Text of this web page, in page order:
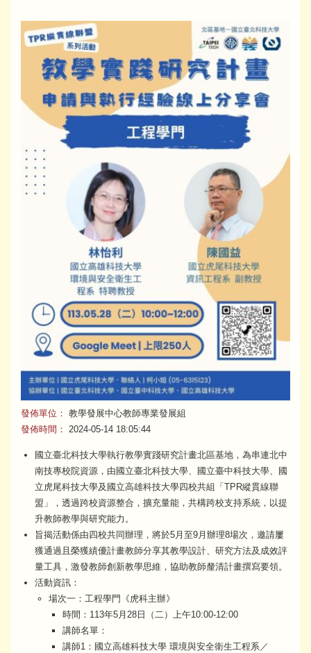
發佈單位： 教學發展中心教師專業發展組
發佈時間：
2024-05-14 18:05:44
國立臺北科技大學執行教學實踐研究計畫北區基地，為串連北中
南技專校院資源，由國立臺北科技大學、國立臺中科技大學、國
立虎尾科技大學及國立高雄科技大學四校共組「TPR縱貫線聯
盟」，透過跨校資源整合，擴充量能，共構跨校支持系統，以提
升教師教學與研究能力。
旨揭活動係由四校共同辦理，將於5月至9月辦理8場次，邀請屢
獲通過且榮獲績優計畫教師分享其教學設計、研究方法及成效評
量工具，激發教師創新教學思維，協助教師釐清計畫撰寫要領。
活動資訊：
場次一：工程學門《虎科主辦》
時間：113年5月28日（二）上午10:00-12:00
講師名單：
講師1：國立高雄科技大學 環境與安全衛生工程系／